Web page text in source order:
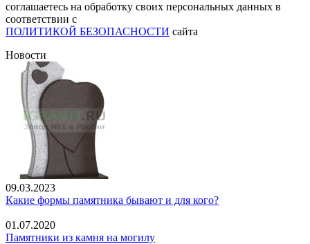
соглашаетесь на обработку своих персональных данных в
соответствии с
ПОЛИТИКОЙ БЕЗОПАСНОСТИ сайта
Новости
09.03.2023
Какие формы памятника бывают и для кого?
01.07.2020
Памятники из камня на могилу